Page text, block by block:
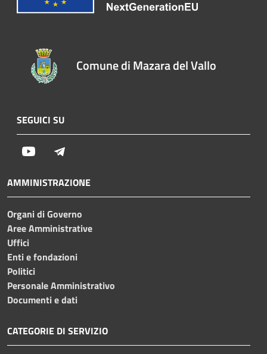
Comune di Mazara del Vallo
SEGUICI SU
Youtube
AMMINISTRAZIONE
Organi di Governo
Aree Amministrative
Uffici
Enti e fondazioni
Politici
Personale Amministrativo
Documenti e dati
CATEGORIE DI SERVIZIO